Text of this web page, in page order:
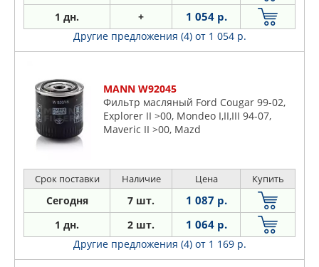
1 дн. + 1 054 р.
Другие предложения (4) от 1 054 р.
MANN W92045
Фильтр масляный Ford Cougar 99-02,
Explorer II >00, Mondeo I,II,III 94-07,
Maveric II >00, Mazd
Срок поставки Наличие Цена Купить
Сегодня 7 шт. 1 087 р.
1 дн. 2 шт. 1 064 р.
Другие предложения (4) от 1 169 р.